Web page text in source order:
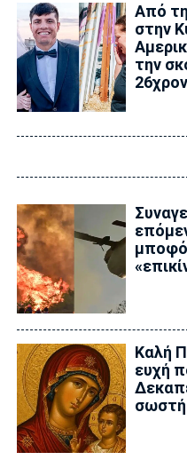
Από
στην
την
Καλή
ευχή
σωστή